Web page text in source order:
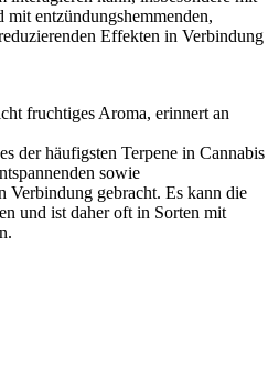
entzündungshemmenden,
Effekten in Verbindung
fruchtiges Aroma, erinnert an
der häufigsten Terpene in Cannabis
sowie
Verbindung gebracht. Es kann die
und ist daher oft in Sorten mit